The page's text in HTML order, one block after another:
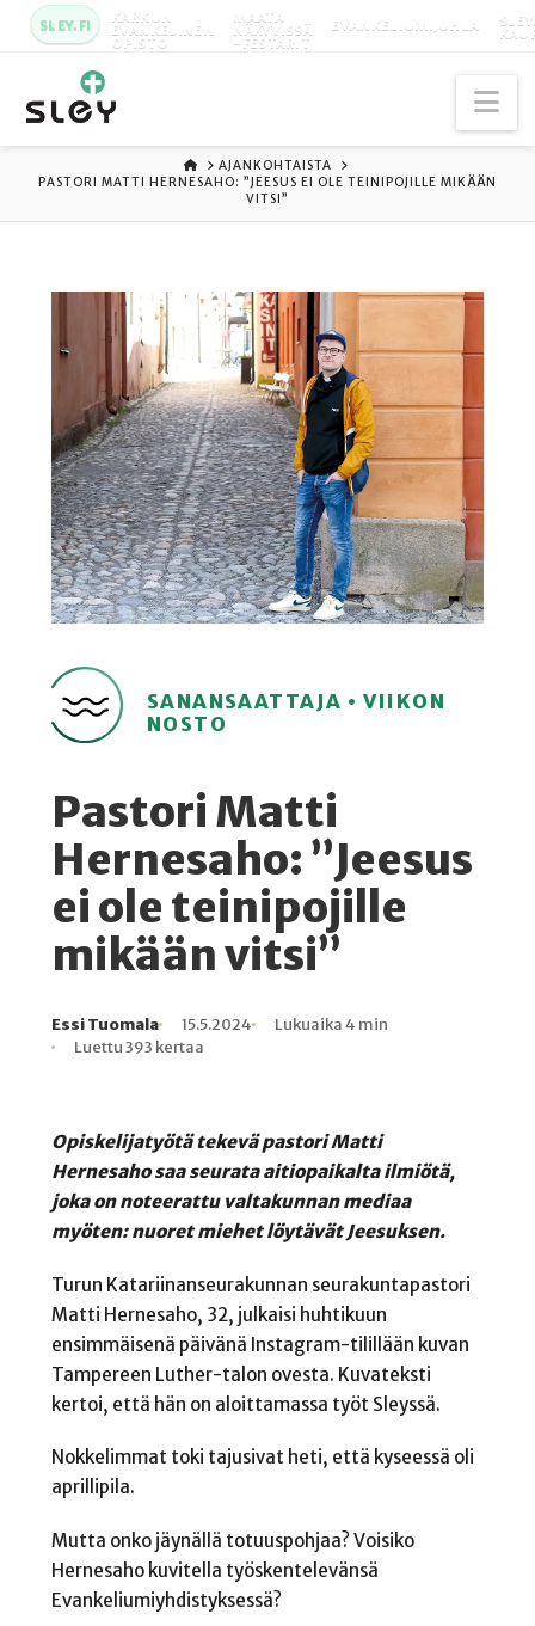
SLEY.FI KARKUN
EVANKELINEN
OPISTO
MAATA
NÄKYVISSÄ
-FESTARIT
EVANKELIUMIJUHLA
ETUSIVU
AJANKOHTAISTA
PASTORI MATTI HERNESAHO: ”JEESUS EI OLE TEINIPOJILLE MIKÄÄN
VITSI”
SANANSAATTAJA • VIIKON
NOSTO
Pastori Matti
Hernesaho: ”Jeesus
ei ole teinipojille
mikään vitsi”
Kirjoittaja
Essi Tuomala
Julkaistu
15.5.2024
Lukuaika
Lukuaika 4 min
Lukukertoja
Luettu 393 kertaa
Opiskelijatyötä tekevä pastori Matti
Hernesaho saa seurata aitiopaikalta ilmiötä,
joka on noteerattu valtakunnan mediaa
myöten: nuoret miehet löytävät Jeesuksen.
Turun Katariinanseurakunnan seurakuntapastori
Matti Hernesaho, 32, julkaisi huhtikuun
ensimmäisenä päivänä Instagram-tilillään kuvan
Tampereen Luther-talon ovesta. Kuvateksti
kertoi, että hän on aloittamassa työt Sleyssä.
Nokkelimmat toki tajusivat heti, että kyseessä oli
aprillipila.
Mutta onko jäynällä totuuspohjaa? Voisiko
Hernesaho kuvitella työskentelevänsä
Evankeliumiyhdistyksessä?